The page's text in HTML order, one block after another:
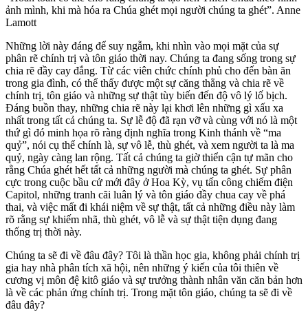
ảnh mình, khi mà hóa ra Chúa ghét mọi người chúng ta ghét”. Anne
Lamott
Những lời này đáng để suy ngẫm, khi nhìn vào mọi mặt của sự
phân rẽ chính trị và tôn giáo thời nay. Chúng ta đang sống trong sự
chia rẽ đầy cay đắng. Từ các viên chức chính phủ cho đến bàn ăn
trong gia đình, có thể thấy được một sự căng thẳng và chia rẽ về
chính trị, tôn giáo và những sự thật tùy biến đến độ vô lý lố bịch.
Đáng buồn thay, những chia rẽ này lại khơi lên những gì xấu xa
nhất trong tất cả chúng ta. Sự lễ độ đã rạn vỡ và cùng với nó là một
thứ gì đó minh họa rõ ràng định nghĩa trong Kinh thánh về “ma
quỷ”, nói cụ thể chính là, sự vô lễ, thù ghét, và xem người ta là ma
quỷ, ngày càng lan rộng. Tất cả chúng ta giờ thiển cận tự mãn cho
rằng Chúa ghét hết tất cả những người mà chúng ta ghét. Sự phân
cực trong cuộc bầu cử mới đây ở Hoa Kỳ, vụ tấn công chiếm điện
Capitol, những tranh cãi luân lý và tôn giáo đầy chua cay về phá
thai, và việc mất đi khái niệm về sự thật, tất cả những điều này làm
rõ rằng sự khiếm nhã, thù ghét, vô lễ và sự thật tiện dụng đang
thống trị thời này.
Chúng ta sẽ đi về đâu đây? Tôi là thần học gia, không phải chính trị
gia hay nhà phân tích xã hội, nên những ý kiến của tôi thiên về
cương vị môn đệ kitô giáo và sự trưởng thành nhân văn căn bản hơn
là về các phản ứng chính trị. Trong mặt tôn giáo, chúng ta sẽ đi về
đâu đây?